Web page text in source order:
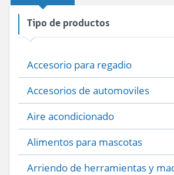
Tipo de productos
Accesorio para regadio
Accesorios de automoviles
Aire acondicionado
Alimentos para mascotas
Arriendo de herramientas y